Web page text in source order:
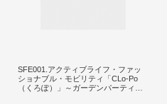
SFE001.アクティブライフ・ファッ
ショナブル・モビリティ「CLo-Po
（くろぽ）」～ガーデンパーティに